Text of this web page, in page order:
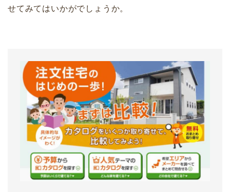
せてみてはいかがでしょうか。